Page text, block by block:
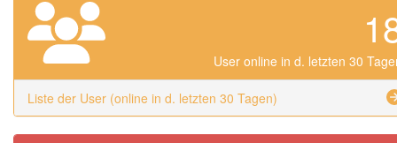
User online in d. letzten 30
Liste der User (online in d. letzten 30 Tagen)